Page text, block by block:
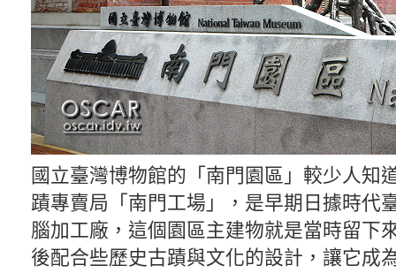
國立臺灣博物館的「南門園區」較少人知
蹟專賣局「南門工場」，是早期日據時代
腦加工廠，這個園區主建物就是當時留下
後配合些歷史古蹟與文化的設計，讓它成